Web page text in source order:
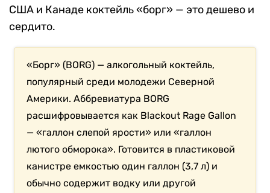
США и Канаде коктейль «борг» — это дешево и
сердито.
«Борг» (BORG) — алкогольный коктейль,
популярный среди молодежи Северной
Америки. Аббревиатура BORG
расшифровывается как Blackout Rage Gallon
— «галлон слепой ярости» или «галлон
лютого обморока». Готовится в пластиковой
канистре емкостью один галлон (3,7 л) и
обычно содержит водку или другой